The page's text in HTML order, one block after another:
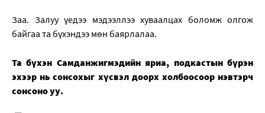
Заа. Залуу үедээ мэдээллээ хуваалцах боломж олгож
байгаа та бүхэндээ мөн баярлалаа.
Та бүхэн Самданжигмэдийн яриа, подкастын бүрэн
эхээр нь сонсохыг хүсвэл доорх холбоосоор нэвтэрч
сонсоно уу.